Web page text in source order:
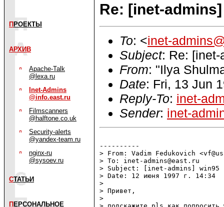
П РОЕКТЫ
АРХИВ
Apache-Talk
@lexa.ru
Inet-Admins
@info.east.ru
Filmscanners
@halftone.co.uk
Security-alerts
@yandex-team.ru
nginx-ru
@sysoev.ru
СТАТЬИ
П ЕРСОНАЛЬНОЕ
Re: [inet-
To: <inet-
Subject: Re: [inet-
From: "Ilya
Date: Fri, 13 Jun
Reply-To: inet-
Sender: inet-
----------
> From: Vadim Fedukovich
> To: inet-admins@east.ru
> Subject: [inet-admins] win95
> Date: 12 июня 1997 г. 14:34
>
> Привет,
>